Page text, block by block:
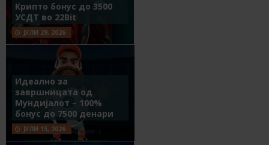
Крипто бонус до 3500
УСДТ во 22Bit
ЈУЛИ 29, 2026
Идеално за
завршницата од
Мундијалот – 100%
бонус до 7500 денари
ЈУЛИ 15, 2026